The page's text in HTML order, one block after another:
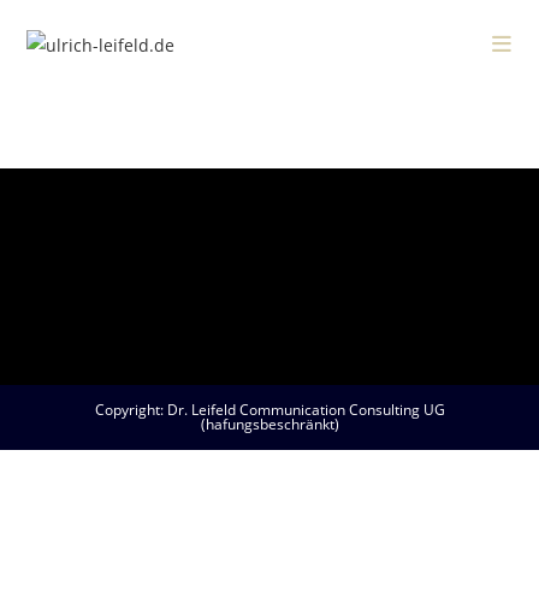
Inhalt
Copyright: Dr. Leifeld Communication Consulting UG
(hafungsbeschränkt)